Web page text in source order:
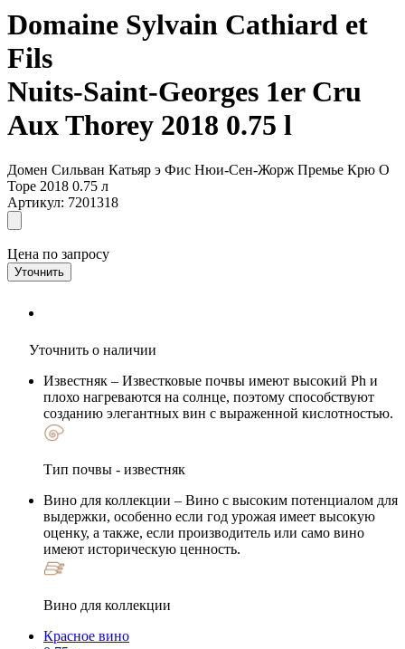
Domaine Sylvain Cathiard et
Fils
Nuits-Saint-Georges 1er Cru
Aux Thorey 2018 0.75 l
Домен Сильван Катьяр э Фис Нюи-Сен-Жорж Премье Крю О
Торе 2018 0.75 л
Артикул: 7201318
Цена по запросу
Уточнить
Уточнить о наличии
Известняк – Известковые почвы имеют высокий Ph и
плохо нагреваются на солнце, поэтому способствуют
созданию элегантных вин с выраженной кислотностью.
Тип почвы - известняк
Вино для коллекции – Вино с высоким потенциалом для
выдержки, особенно если год урожая имеет высокую
оценку, а также, если производитель или само вино
имеют историческую ценность.
Вино для коллекции
Красное вино